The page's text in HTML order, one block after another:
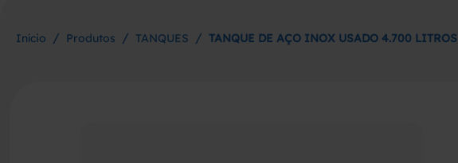
Início / Produtos / TANQUES / TANQUE DE AÇO INOX USADO 4.700 LITROS